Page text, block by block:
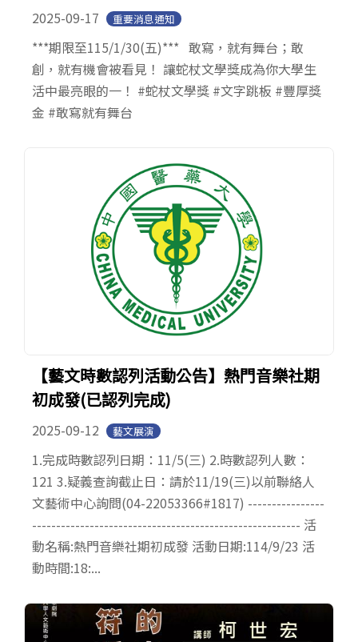
2025-09-17 重要消息通知
***期限至115/1/30(五)*** 敢寫，就有舞台；敢
創，就有機會被看見！ 讓蛇杖文學獎成為你大學生
活中最亮眼的一！ #蛇杖文學獎 #文字跳板 #豐厚獎
金 #敢寫就有舞台
【藝文時數認列活動公告】熱門音樂社期
初成發(已認列完成)
2025-09-12 藝文展演
1.完成時數認列日期：11/5(三) 2.時數認列人數：
121 3.疑義查詢截止日：請於11/19(三)以前聯絡人
文藝術中心詢問(04-22053366#1817) ----------------
-------------------------------------------------------- 活
動名稱:熱門音樂社期初成發 活動日期:114/9/23 活
動時間:18:...